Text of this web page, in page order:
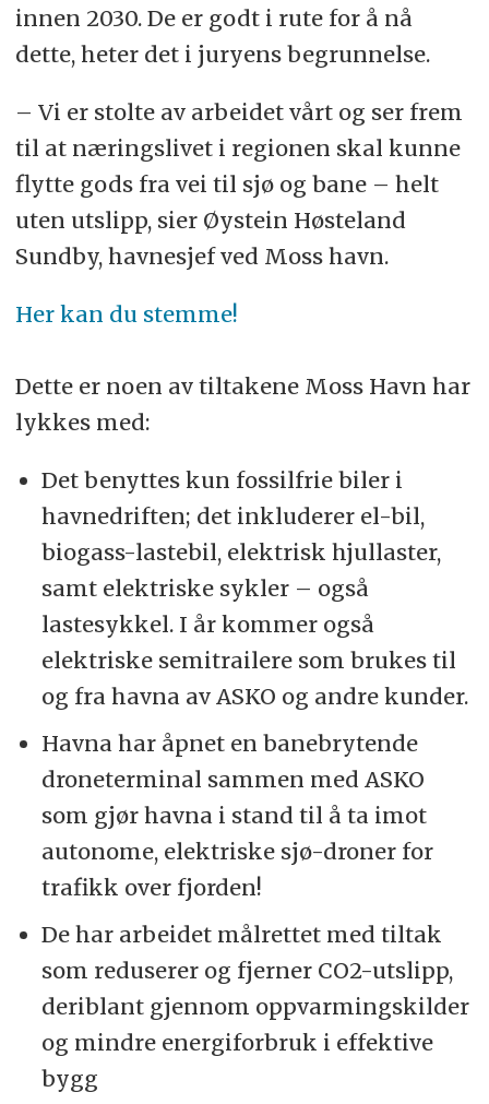
innen 2030. De er godt i rute for å nå
dette, heter det i juryens begrunnelse.
– Vi er stolte av arbeidet vårt og ser frem
til at næringslivet i regionen skal kunne
flytte gods fra vei til sjø og bane – helt
uten utslipp, sier Øystein Høsteland
Sundby, havnesjef ved Moss havn.
Her kan du stemme!
Dette er noen av tiltakene Moss Havn har
lykkes med:
Det benyttes kun fossilfrie biler i
havnedriften; det inkluderer el-bil,
biogass-lastebil, elektrisk hjullaster,
samt elektriske sykler – også
lastesykkel. I år kommer også
elektriske semitrailere som brukes til
og fra havna av ASKO og andre kunder.
Havna har åpnet en banebrytende
droneterminal sammen med ASKO
som gjør havna i stand til å ta imot
autonome, elektriske sjø-droner for
trafikk over fjorden!
De har arbeidet målrettet med tiltak
som reduserer og fjerner CO2-utslipp,
deriblant gjennom oppvarmingskilder
og mindre energiforbruk i effektive
bygg